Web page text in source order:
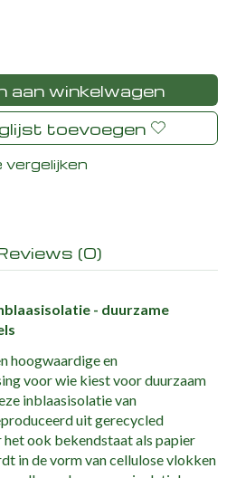
aan winkelwagen
toevoegen
(0)
- duurzame
hoogwaardige en
voor wie kiest voor duurzaam
inblaasisolatie van
uit gerecycled
ook bekendstaat als papier
in de vorm van cellulose vlokken